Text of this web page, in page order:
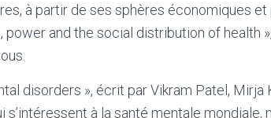
à partir de ses sphères économiques et
power and the social distribution of health
disorders », écrit par Vikram Patel, Mirja
à la santé mentale mondiale,